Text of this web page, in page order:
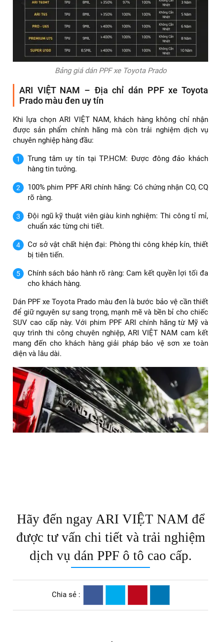
♻️ ARI Super U100
🔰 83.000.000 💯 10 năm
Bảng giá dán PPF xe Toyota Prado
ARI VIỆT NAM – Địa chỉ dán PPF xe Toyota
Prado màu đen uy tín
Khi lựa chọn ARI VIỆT NAM, khách hàng không chỉ nhận
được sản phẩm chính hãng mà còn trải nghiệm dịch vụ
chuyên nghiệp hàng đầu:
Trung tâm uy tín tại TP.HCM: Được đông đảo khách
hàng tin tưởng.
100% phim PPF ARI chính hãng: Có chứng nhận CO, CQ
Chính sách bảo hành rõ ràng: Cam kết quyền lợi tối đa
cho khách hàng.
Dán PPF xe Toyota Prado màu đen là bước bảo vệ cần thiết
để giữ nguyên sự sang trọng, mạnh mẽ và bền bỉ cho chiếc
SUV cao cấp này. Với phim PPF ARI chính hãng từ Mỹ và
mang đến cho khách hàng giải pháp bảo vệ sơn xe toàn
diện và lâu dài.